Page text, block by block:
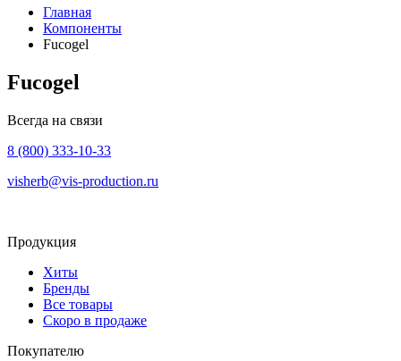
Главная
Компоненты
Fucogel
Fucogel
Всегда на связи
8 (800) 333-10-33
visherb@vis-production.ru
Продукция
Хиты
Бренды
Все товары
Скоро в продаже
Покупателю